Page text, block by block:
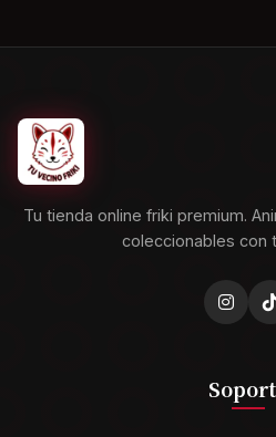
Tu tienda online friki premium.
coleccionables con